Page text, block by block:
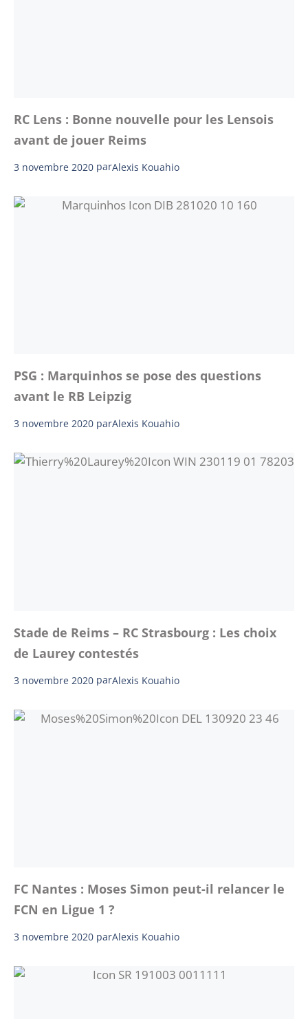
RC Lens : Bonne nouvelle pour les Lensois
avant de jouer Reims
3 novembre 2020 parAlexis Kouahio
PSG : Marquinhos se pose des questions
avant le RB Leipzig
3 novembre 2020 parAlexis Kouahio
Stade de Reims – RC Strasbourg : Les choix
de Laurey contestés
3 novembre 2020 parAlexis Kouahio
FC Nantes : Moses Simon peut-il relancer le
FCN en Ligue 1 ?
3 novembre 2020 parAlexis Kouahio